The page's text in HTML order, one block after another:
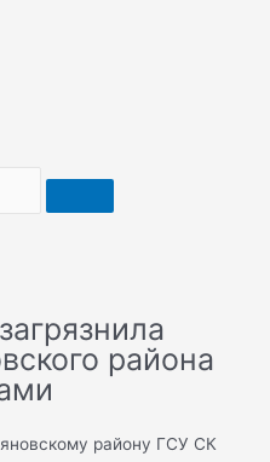
района
району ГСУ СК